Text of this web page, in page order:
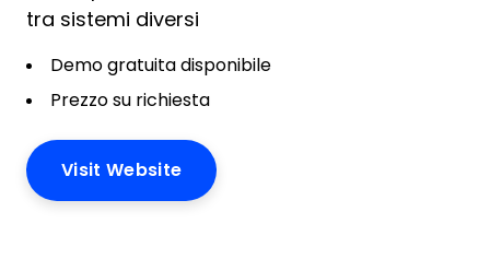
tra sistemi diversi
Demo gratuita disponibile
Prezzo su richiesta
Visit Website